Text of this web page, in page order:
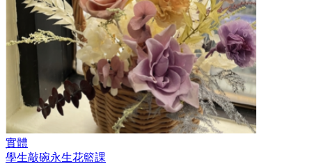
實體
學生敲碗永生花籃課